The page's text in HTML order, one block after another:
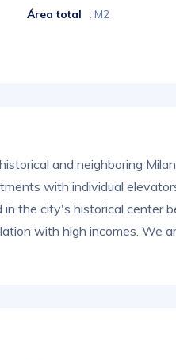
Área total : M2
and neighboring
with individual
in the city's historical center
with high incomes. We